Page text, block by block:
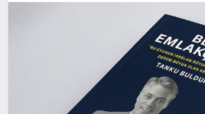
HESAPLAMALAR